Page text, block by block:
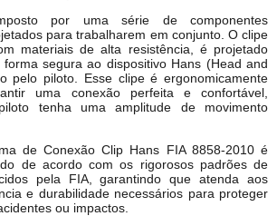
por uma série de componentes
para trabalharem em conjunto. O clipe
materiais de alta resistência, é projetado
segura ao dispositivo Hans (Head and
pelo piloto. Esse clipe é ergonomicamente
uma conexão perfeita e confortável,
tenha uma amplitude de movimento
de Conexão Clip Hans FIA 8858-2010 é
de acordo com os rigorosos padrões de
pela FIA, garantindo que atenda aos
e durabilidade necessários para proteger
ou impactos.